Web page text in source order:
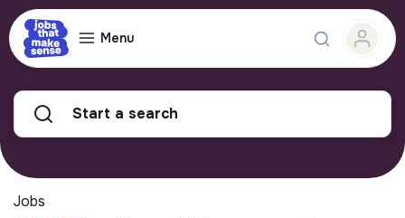
Menu
Start a search
Jobs